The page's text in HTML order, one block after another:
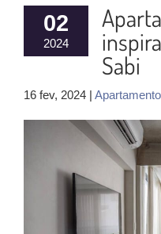
02
2024
Sabi
16 fev, 2024 |